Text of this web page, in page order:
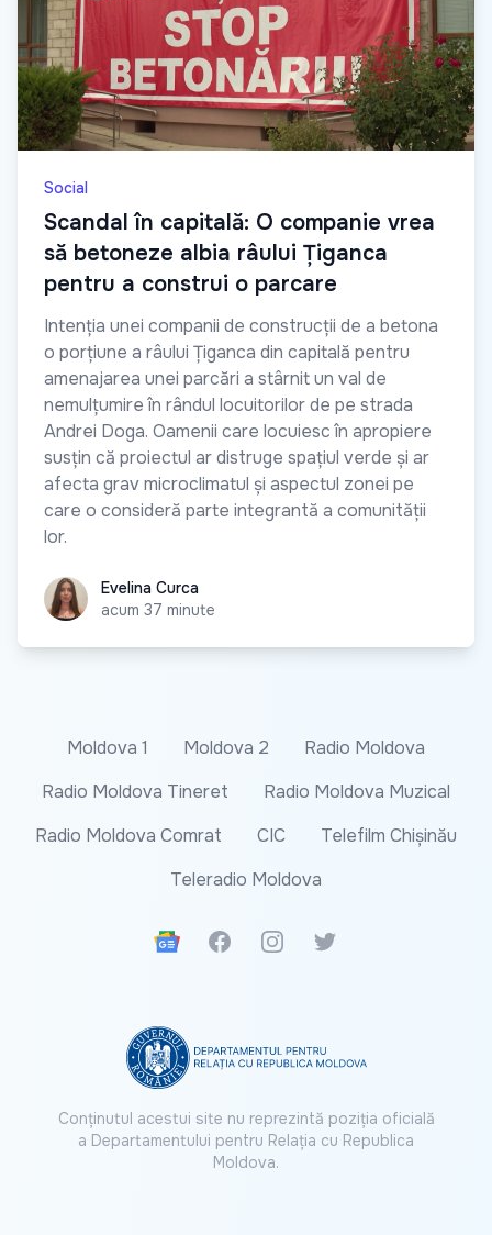
Social
Scandal în capitală: O companie vrea
să betoneze albia râului Țiganca
pentru a construi o parcare
Intenția unei companii de construcții de a betona
o porțiune a râului Țiganca din capitală pentru
amenajarea unei parcări a stârnit un val de
nemulțumire în rândul locuitorilor de pe strada
Andrei Doga. Oamenii care locuiesc în apropiere
susțin că proiectul ar distruge spațiul verde și ar
afecta grav microclimatul și aspectul zonei pe
care o consideră parte integrantă a comunității
lor.
Evelina CurcaEvelina Curca
acum 37 minute
Moldova 1 Moldova 2
Radio Moldova
Radio Moldova Tineret
Radio Moldova Muzical
Radio Moldova Comrat
CIC
Telefilm Chișinău
Teleradio Moldova
Google News
FacebookInstagramTwitter
Conținutul acestui site nu reprezintă poziția oficială
a Departamentului pentru Relația cu Republica
Moldova.